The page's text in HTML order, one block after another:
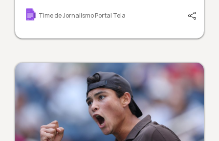
Time de Jornalismo Portal Tela